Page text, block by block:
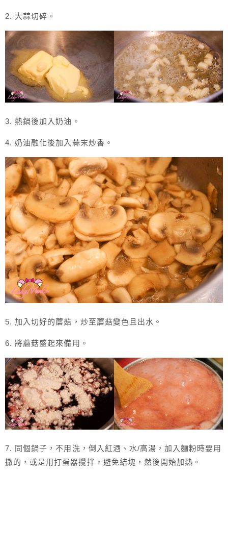
2. 大蒜切碎。
3. 熱鍋後加入奶油。
4. 奶油融化後加入蒜末炒香。
5. 加入切好的蘑菇，炒至蘑菇變色且出水。
6. 將蘑菇盛起來備用。
7. 同個鍋子，不用洗，倒入紅酒、水/高湯，加入麵粉時要用
撒的，或是用打蛋器攪拌，避免結塊，然後開始加熱。